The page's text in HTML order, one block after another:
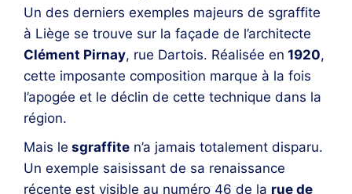
Un des derniers exemples majeurs de sgraffite
à Liège se trouve sur la façade de l’architecte
Clément Pirnay, rue Dartois. Réalisée en 1920,
cette imposante composition marque à la fois
l’apogée et le déclin de cette technique dans la
région.
Mais le sgraffite n’a jamais totalement disparu.
Un exemple saisissant de sa renaissance
récente est visible au numéro 46 de la rue de